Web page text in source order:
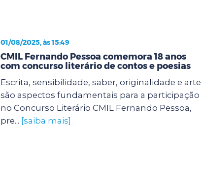
01/08/2025, às 15:49
CMIL Fernando Pessoa comemora 18 anos
com concurso literário de contos e poesias
Escrita, sensibilidade, saber, originalidade e arte
são aspectos fundamentais para a participação
no Concurso Literário CMIL Fernando Pessoa,
pre... [saiba mais]